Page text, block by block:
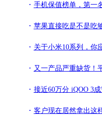
手机保值榜单，第一名预料之中，而
苹果直接吃是不是吃够了？今天给大
关于小米10系列，你
又一产品严重缺货！平板电脑成学生上网
接近60万分 iQOO 3成安兔兔
客户现在居然拿出这样的电脑配置单给